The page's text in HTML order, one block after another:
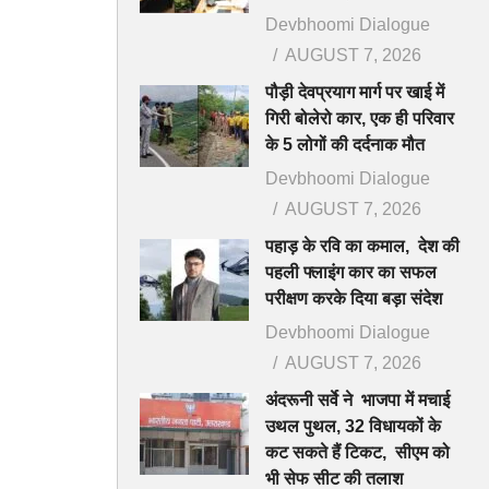
Devbhoomi Dialogue
AUGUST 7, 2026
पौड़ी देवप्रयाग मार्ग पर खाई में
गिरी बोलेरो कार, एक ही परिवार
के 5 लोगों की दर्दनाक मौत
Devbhoomi Dialogue
AUGUST 7, 2026
पहाड़ के रवि का कमाल, देश की
पहली फ्लाइंग कार का सफल
परीक्षण करके दिया बड़ा संदेश
Devbhoomi Dialogue
AUGUST 7, 2026
अंदरूनी सर्वे ने भाजपा में मचाई
उथल पुथल, 32 विधायकों के
कट सकते हैं टिकट, सीएम को
भी सेफ सीट की तलाश